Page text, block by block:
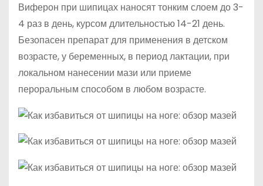
Виферон при шипицах наносят тонким слоем до 3-
4 раз в день, курсом длительностью 14-21 день.
Безопасен препарат для применения в детском
возрасте, у беременных, в период лактации, при
локальном нанесении мази или приеме
пероральным способом в любом возрасте.